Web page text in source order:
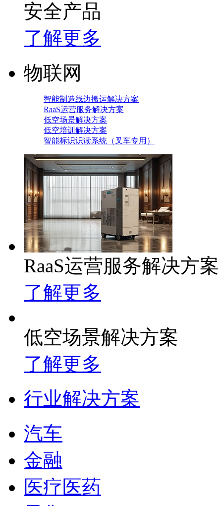
安全产品
了解更多
物联网
智能制造线边搬运解决方案
RaaS运营服务解决方案
低空场景解决方案
低空培训解决方案
智能标识识读系统（叉车专用）
RaaS运营服务解决方案
了解更多
低空场景解决方案
了解更多
行业解决方案
汽车
金融
医疗医药